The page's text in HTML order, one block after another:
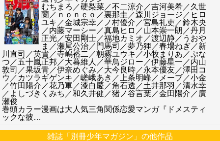
むちまろ／硬梨菜／不二涼介／吉河美希／久世
蘭／ｎｏｎｃｏ／裏那圭／森川ジョージ／ヒロ
ユキ／金城宗幸／ノ村優介／宮島礼吏／鈴木央
／内藤マーシー／真島ヒロ／山本崇一朗／丹月
正光／安田剛士／福地カミオ／渡辺静／うおや
ま／瀬尾公治／門馬司／夢乃狸／春場ねぎ／新
川直司／英貴／寺嶋裕二／朝霧ユウキ／小牧まりあ／ぷな
つ／五十嵐正邦／大暮維人／華鳥ジロー／伊藤星一／内山
敦司／果坂青／伊奈めぐみ／大今良時／永本優友／澤田コ
ウ／カツラギゲンキ／嵯峨あき／上条明峰／メーブ／小金
／竹田陽介／花乃軍／漆白慶／角石透／土井那羽／清水幸
／よしづきくみち／和久井健／猪ノ谷言葉／金田陽介／廣
瀬俊
巻頭カラー漫画は大人気三角関係恋愛マンガ『ドメスティ
ックな彼…
雑誌「別冊少年マガジン」の他作品